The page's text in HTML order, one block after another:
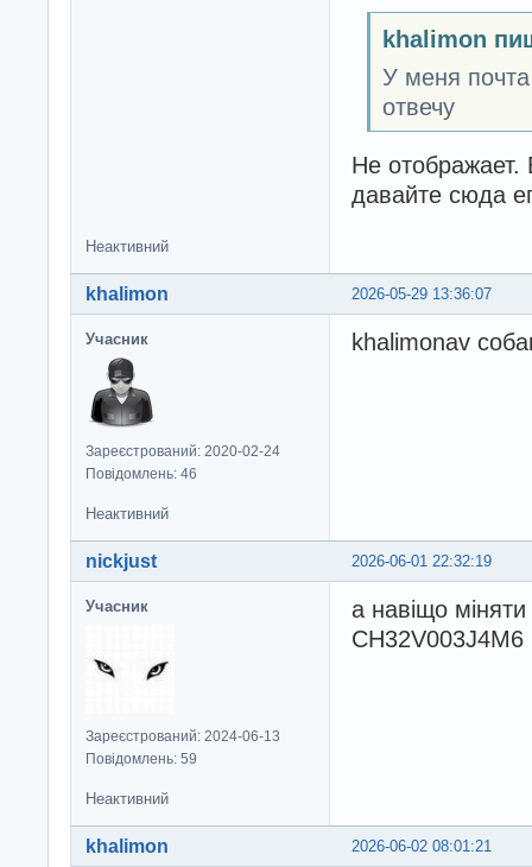
khalimon
У меня
отвечу
Не
давайте сюда
Неактивний
2026-05-29 13:36:07
khalimon
Учасник
Зареєстрований: 2020-02-24
Повідомлень: 46
khalimonav
Неактивний
2026-06-01 22:32:19
nickjust
Учасник
Зареєстрований: 2024-06-13
Повідомлень: 59
а навіщо
CH32V003J4M6
Неактивний
2026-06-02 08:01:21
khalimon